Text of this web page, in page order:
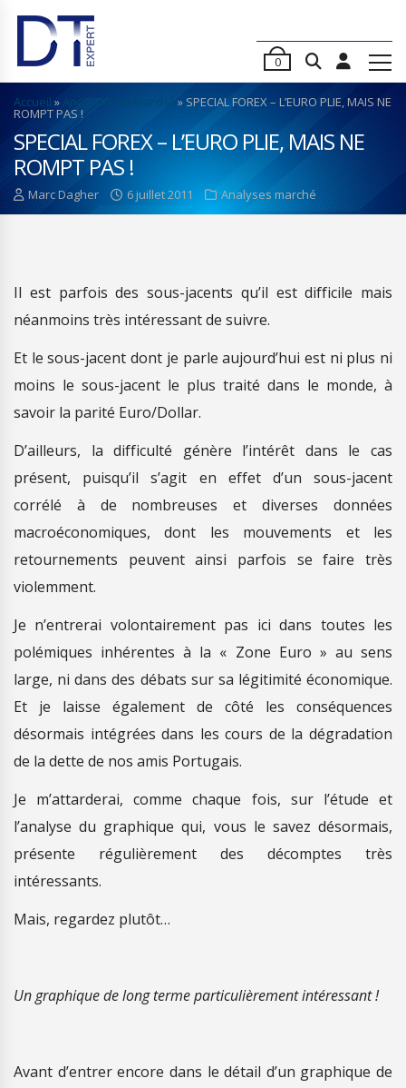
0
Accueil »Analyses de marché » SPECIAL FOREX – L’EURO PLIE, MAIS NE
ROMPT PAS !
SPECIAL FOREX – L’EURO PLIE, MAIS NE
ROMPT PAS !
Marc Dagher 6 juillet 2011 Analyses marché
Il est parfois des sous-jacents qu’il est difficile mais
néanmoins très intéressant de suivre.
Et le sous-jacent dont je parle aujourd’hui est ni plus ni
moins le sous-jacent le plus traité dans le monde, à
savoir la parité Euro/Dollar.
D’ailleurs, la difficulté génère l’intérêt dans le cas
présent, puisqu’il s’agit en effet d’un sous-jacent
corrélé à de nombreuses et diverses données
macroéconomiques, dont les mouvements et les
retournements peuvent ainsi parfois se faire très
violemment.
Je n’entrerai volontairement pas ici dans toutes les
polémiques inhérentes à la « Zone Euro » au sens
large, ni dans des débats sur sa légitimité économique.
Et je laisse également de côté les conséquences
désormais intégrées dans les cours de la dégradation
de la dette de nos amis Portugais.
Je m’attarderai, comme chaque fois, sur l’étude et
l’analyse du graphique qui, vous le savez désormais,
présente régulièrement des décomptes très
intéressants.
Mais, regardez plutôt…
Un graphique de long terme particulièrement intéressant !
Avant d’entrer encore dans le détail d’un graphique de